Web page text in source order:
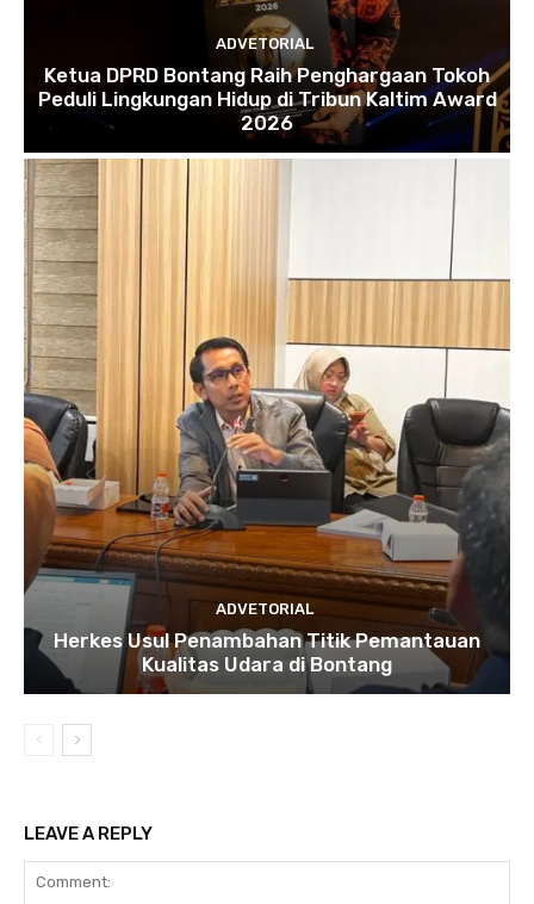
ADVETORIAL
Ketua DPRD Bontang Raih Penghargaan Tokoh
Peduli Lingkungan Hidup di Tribun Kaltim Award
2026
ADVETORIAL
Herkes Usul Penambahan Titik Pemantauan
Kualitas Udara di Bontang
LEAVE A REPLY